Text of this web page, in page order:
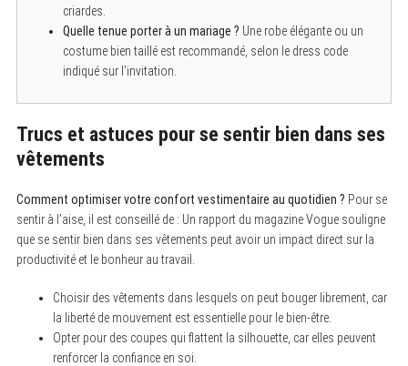
criardes.
Quelle tenue porter à un mariage ? Une robe élégante ou un
costume bien taillé est recommandé, selon le dress code
indiqué sur l’invitation.
Trucs et astuces pour se sentir bien dans ses
vêtements
Comment optimiser votre confort vestimentaire au quotidien ? Pour se
sentir à l’aise, il est conseillé de : Un rapport du magazine Vogue souligne
que se sentir bien dans ses vêtements peut avoir un impact direct sur la
productivité et le bonheur au travail.
Choisir des vêtements dans lesquels on peut bouger librement, car
la liberté de mouvement est essentielle pour le bien-être.
Opter pour des coupes qui flattent la silhouette, car elles peuvent
renforcer la confiance en soi.